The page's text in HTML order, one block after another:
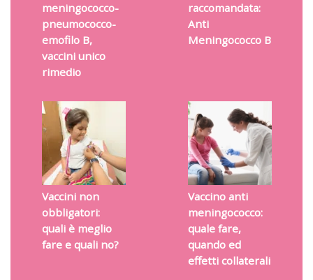
meningococco-
pneumococco-
emofilo B,
vaccini unico
rimedio
raccomandata:
Anti
Meningococco B
Vaccini non
obbligatori:
quali è meglio
fare e quali no?
Vaccino anti
meningococco:
quale fare,
quando ed
effetti collaterali